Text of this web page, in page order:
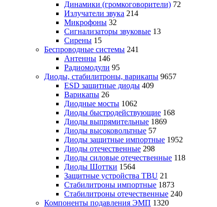
Динамики (громкоговорители) 72
Излучатели звука 214
Микрофоны 32
Сигнализаторы звуковые 13
Сирены 15
Беспроводные системы 241
Антенны 146
Радиомодули 95
Диоды, стабилитроны, варикапы 9657
ESD защитные диоды 409
Варикапы 26
Диодные мосты 1062
Диоды быстродействующие 168
Диоды выпрямительные 1869
Диоды высоковольтные 57
Диоды защитные импортные 1952
Диоды отечественные 298
Диоды силовые отечественные 118
Диоды Шоттки 1564
Защитные устройства TBU 21
Стабилитроны импортные 1873
Стабилитроны отечественные 240
Компоненты подавления ЭМП 1320